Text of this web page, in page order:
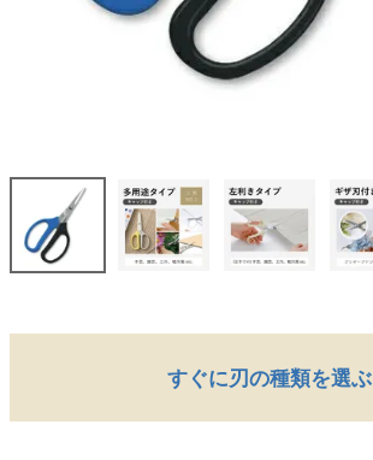
すぐに刃の種類を選ぶ